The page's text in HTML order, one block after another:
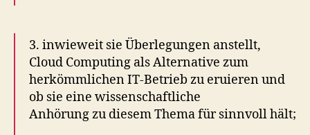
3. inwieweit sie Überlegungen anstellt,
Cloud Computing als Alternative zum
herkömmlichen IT-Betrieb zu eruieren und
ob sie eine wissenschaftliche
Anhörung zu diesem Thema für sinnvoll hält;